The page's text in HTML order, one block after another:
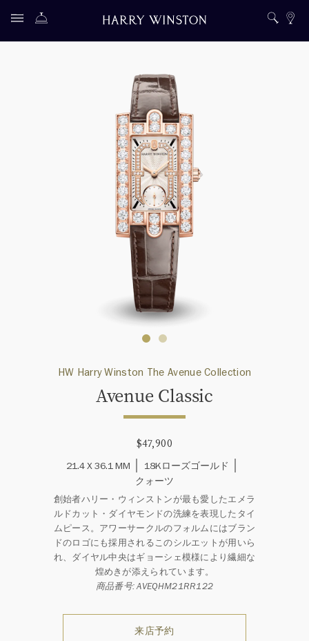
HW Harry Winston The Avenue Collection
Avenue Classic
$47,900
21.4 X 36.1 MM
18Kローズゴールド
クォーツ
創始者ハリー・ウィンストンが最も愛したエメラ
ルドカット・ダイヤモンドの洗練を表現したタイ
ムピース。アワーサークルのフォルムにはブラン
ドのロゴにも採用されるこのシルエットが用いら
れ、ダイヤル中央はギョーシェ模様により繊細な
煌めきが添えられています。
商品番号: AVEQHM21RR122
来店予約